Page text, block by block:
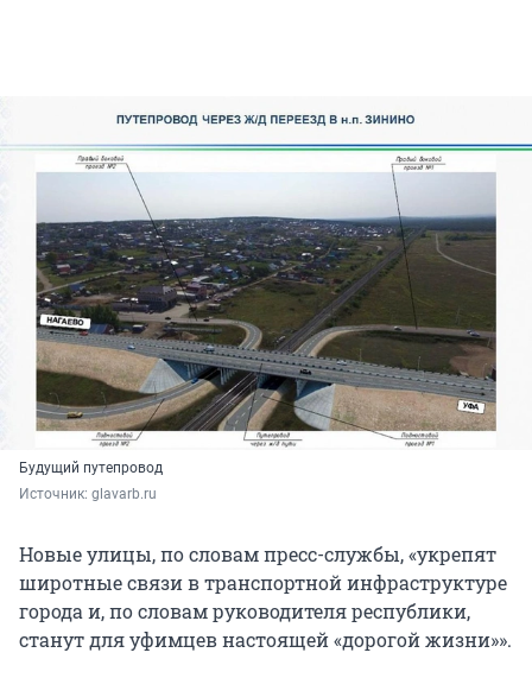
Будущий путепровод
Источник: glavarb.ru
Новые улицы, по словам пресс-службы, «укрепят
широтные связи в транспортной инфраструктуре
города и, по словам руководителя республики,
станут для уфимцев настоящей «дорогой жизни»».